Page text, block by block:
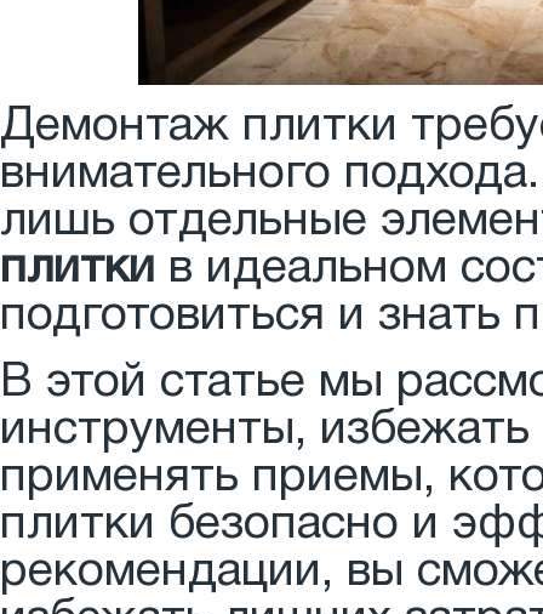
Демонтаж плитки
внимательного
лишь отдельные
плитки в идеальном
подготовиться и знать
В этой статье мы
инструменты,
применять приемы,
плитки безопасно и
рекомендации, вы